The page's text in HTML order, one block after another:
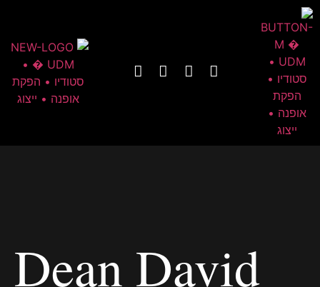
Dean David